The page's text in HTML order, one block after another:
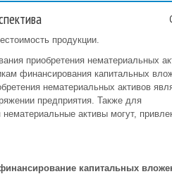
продукции.
приобретения нематериальных
финансирования капитальных
нематериальных активов
предприятия. Также для
активы могут,
капитальных